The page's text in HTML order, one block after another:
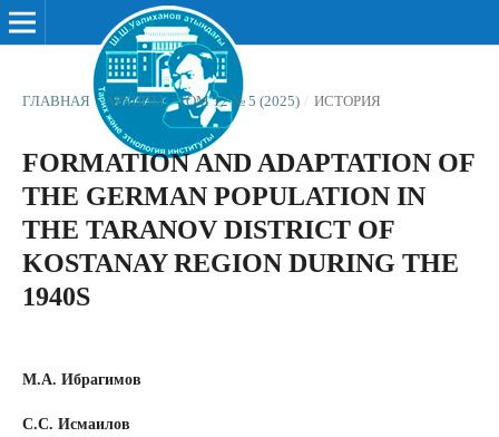
ГЛАВНАЯ / АРХИВЫ / ТОМ 12 № 5 (2025) / ИСТОРИЯ
FORMATION AND ADAPTATION OF
THE GERMAN POPULATION IN
THE TARANOV DISTRICT OF
KOSTANAY REGION DURING THE
1940S
М.А. Ибрагимов
С.С. Исмаилов